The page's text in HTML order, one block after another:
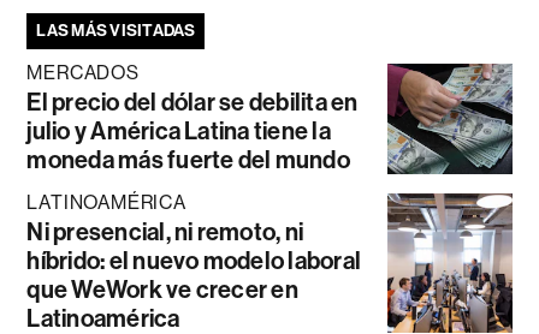
LAS MÁS VISITADAS
MERCADOS
El precio del dólar se debilita en
julio y América Latina tiene la
moneda más fuerte del mundo
LATINOAMÉRICA
Ni presencial, ni remoto, ni
híbrido: el nuevo modelo laboral
que WeWork ve crecer en
Latinoamérica